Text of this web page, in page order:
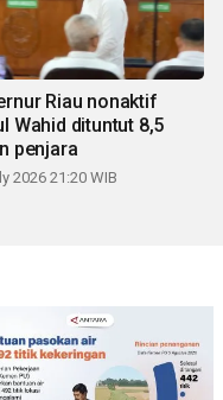
Riau nonaktif
Wahid dituntut 8,5
penjara
2026 21:20 WIB